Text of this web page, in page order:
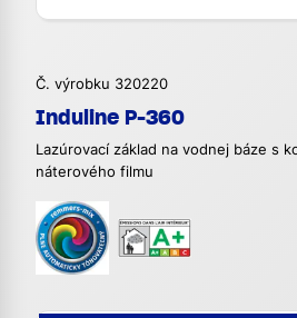
Č. výrobku 320220
Induline P-360
Lazúrovací základ na vodnej báze s
náterového filmu